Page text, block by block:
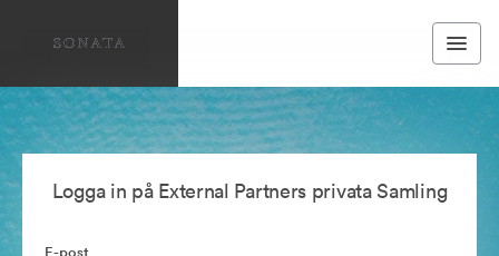
Logga in på External Partners privata Samling
E-post